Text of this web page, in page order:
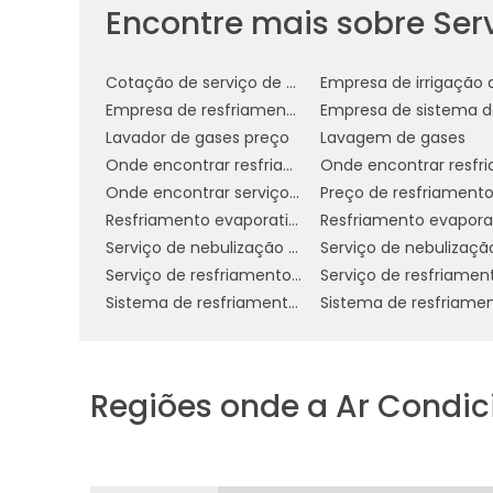
Sustentabilidade:O uso de água
compromisso com práticas
parceiros.
Prolongamento da Vida Útil do
excessivo dos materiais do telhado,
reparos e manutenções frequentes.
Contribuição para a
resfriamento de telhados com água
para a mitigação do efeito ilha de
empresas que buscam não apenas
postura mais responsável em relação
Encontre mais sobre
Cotação de serviço de nebulização ambientes
Empresa de resfriamento de telhados
Lavador de gases preço
Lavagem de gases
Onde encontrar resfriamento de telhado por aspersão
Onde encontrar serviço de resfriamento de telhado sp
Resfriamento evaporativo e umidificação
Serviço de nebulização ambientes em sp
Serviço de resfriamento de telhado com água
Sistema de resfriamento de telhado
Regiões onde a Ar